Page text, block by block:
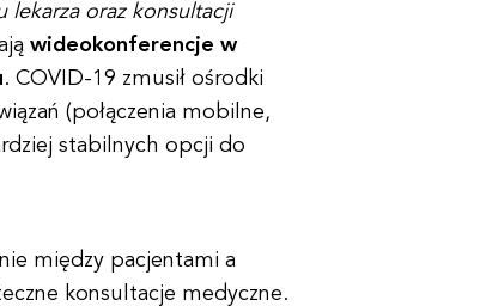
lekarza oraz konsultacji
wideokonferencje w
. COVID-19 zmusił ośrodki
(połączenia mobilne,
stabilnych opcji do
między pacjentami a
konsultacje medyczne.